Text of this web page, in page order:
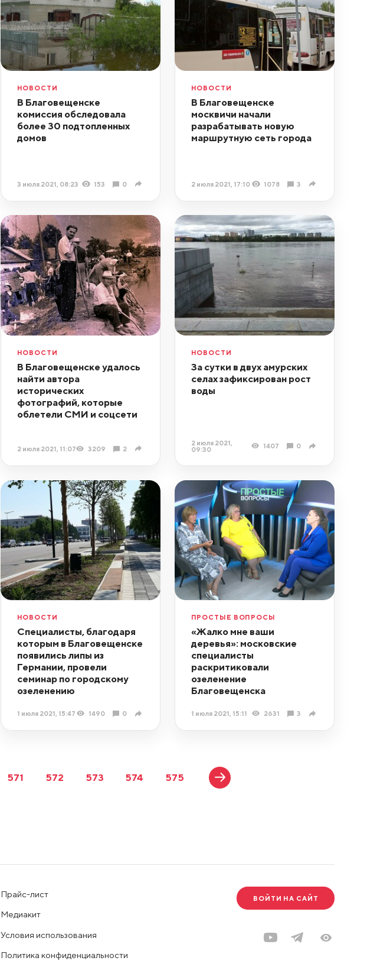
НОВОСТИ
В Благовещенске
комиссия обследовала
более 30 подтопленных
домов
3 июля 2021, 08:23 153 0
НОВОСТИ
В Благовещенске
москвичи начали
разрабатывать новую
маршрутную сеть города
2 июля 2021, 17:10 1078 3
НОВОСТИ
В Благовещенске удалось
найти автора
исторических
фотографий, которые
облетели СМИ и соцсети
2 июля 2021, 11:07 3209 2
НОВОСТИ
За сутки в двух амурских
селах зафиксирован рост
воды
2 июля 2021,
09:30
1407 0
НОВОСТИ
Специалисты, благодаря
которым в Благовещенске
появились липы из
Германии, провели
семинар по городскому
озеленению
1 июля 2021, 15:47 1490 0
ПРОСТЫЕ ВОПРОСЫ
«Жалко мне ваши
деревья»: московские
специалисты
раскритиковали
озеленение
Благовещенска
1 июля 2021, 15:11 2631 3
571 572 573 574 575
Прайс-лист
Медиакит
Условия использования
Политика конфиденциальности
ВОЙТИ НА САЙТ